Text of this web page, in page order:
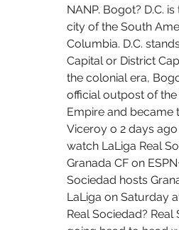
NANP. Bogot? D.C.
city of the South
Columbia. D.C.
Capital or District
the colonial era,
official outpost of the
Empire and became
Viceroy o 2 days
watch LaLiga Real
Granada CF on
Sociedad hosts
LaLiga on Saturday
Real Sociedad? Real